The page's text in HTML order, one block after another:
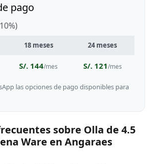
pago
18 meses 24 meses
S/. 144/mes S/. 121/mes
las opciones de pago disponibles para
sobre Olla de 4.5
Ware en Angaraes